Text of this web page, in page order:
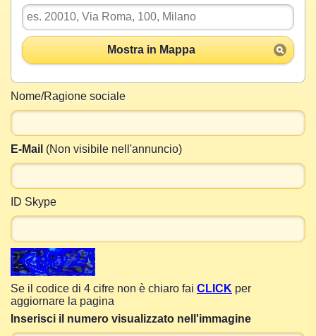
Mostra in Mappa
Nome/Ragione sociale
E-Mail (Non visibile nell'annuncio)
ID Skype
Se il codice di 4 cifre non è chiaro fai CLICK per
aggiornare la pagina
Inserisci il numero visualizzato nell'immagine